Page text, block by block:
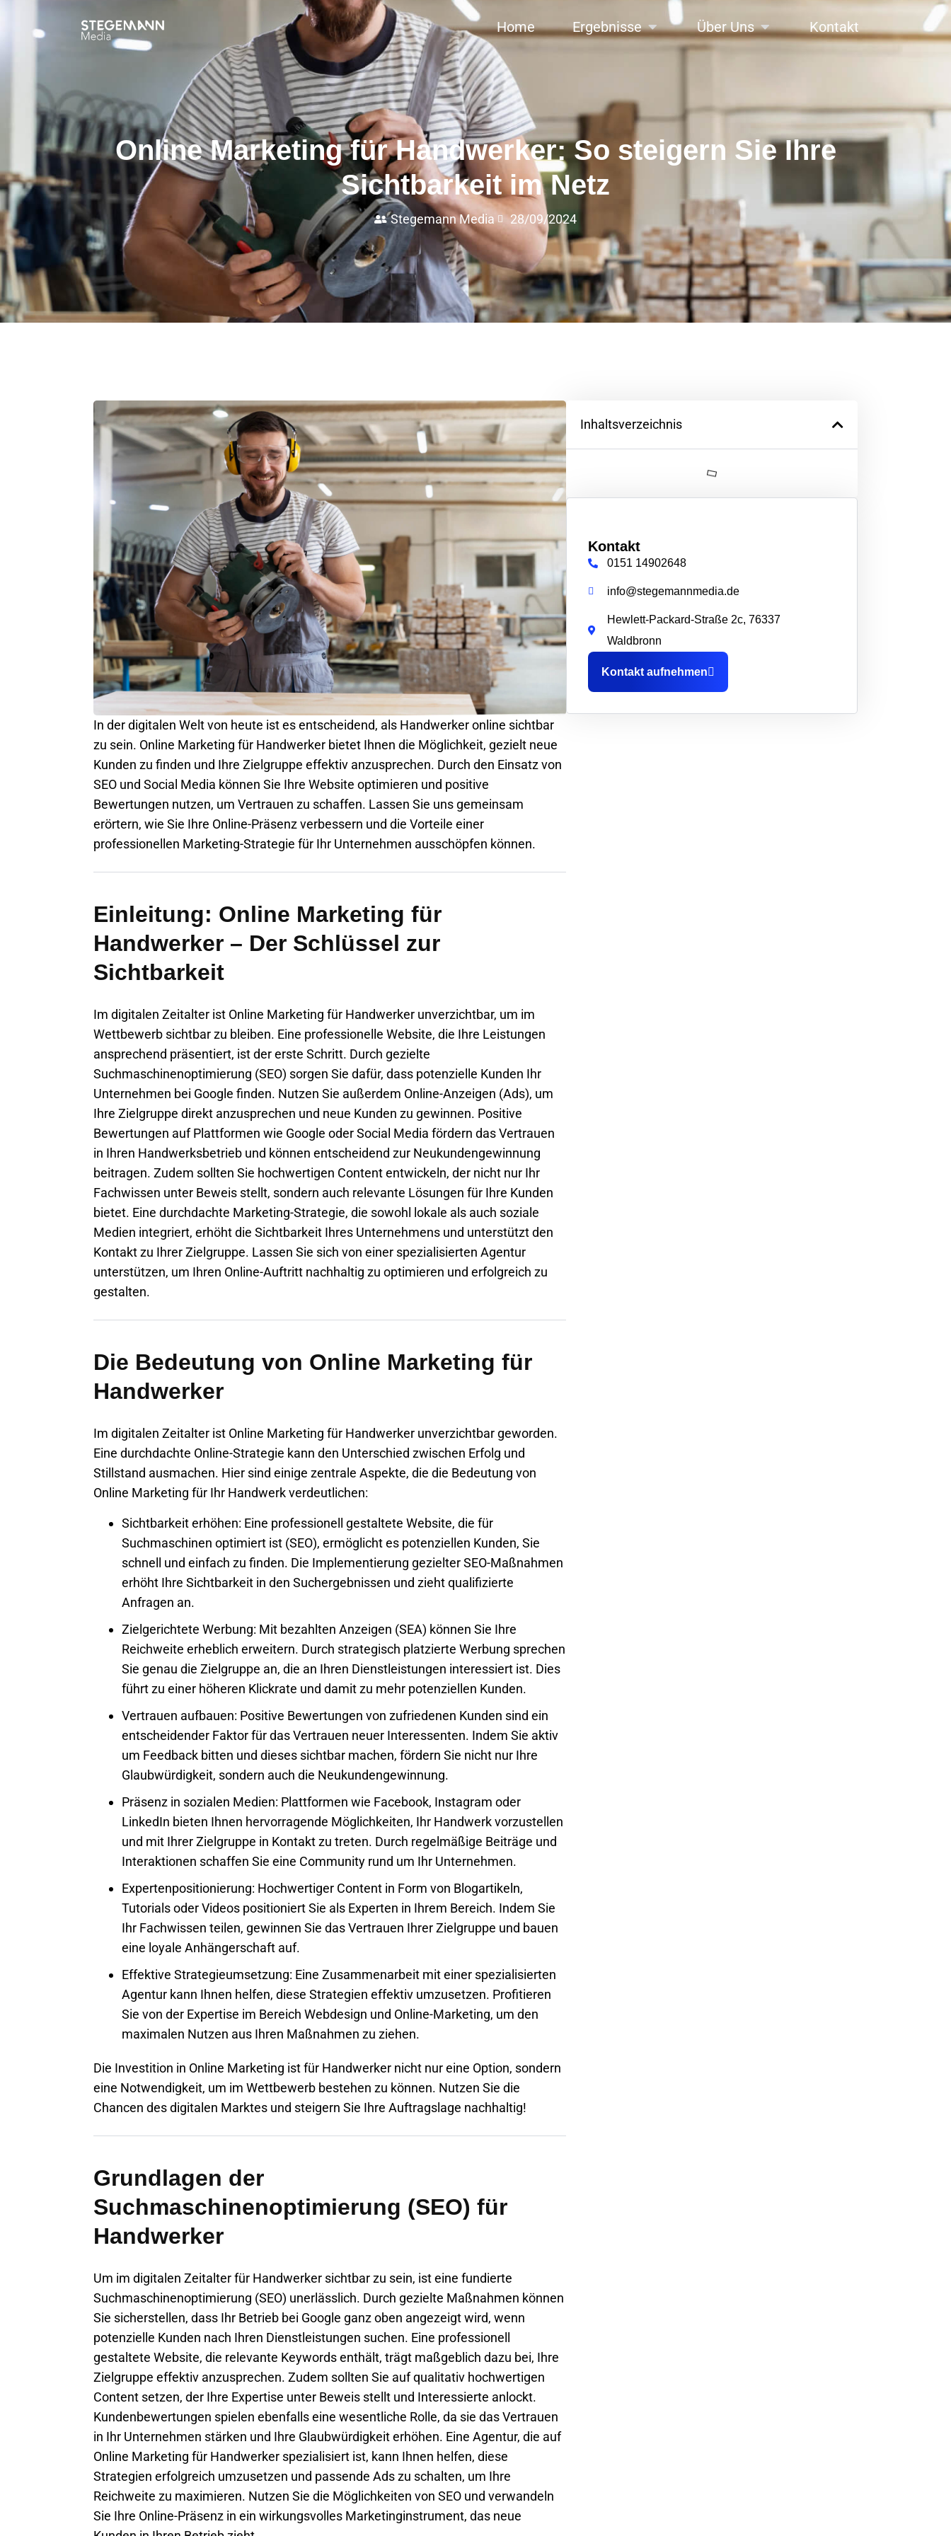
Home Ergebnisse Über Uns Kontakt
Online Marketing für Handwerker: So steigern Sie Ihre
Sichtbarkeit im Netz
Stegemann Media 28/09/2024
In der digitalen Welt von heute ist es entscheidend, als Handwerker online sichtbar
zu sein. Online Marketing für Handwerker bietet Ihnen die Möglichkeit, gezielt neue
Kunden zu finden und Ihre Zielgruppe effektiv anzusprechen. Durch den Einsatz von
SEO und Social Media können Sie Ihre Website optimieren und positive
Bewertungen nutzen, um Vertrauen zu schaffen. Lassen Sie uns gemeinsam
erörtern, wie Sie Ihre Online-Präsenz verbessern und die Vorteile einer
professionellen Marketing-Strategie für Ihr Unternehmen ausschöpfen können.
Einleitung: Online Marketing für
Handwerker – Der Schlüssel zur
Sichtbarkeit
Im digitalen Zeitalter ist Online Marketing für Handwerker unverzichtbar, um im
Wettbewerb sichtbar zu bleiben. Eine professionelle Website, die Ihre Leistungen
ansprechend präsentiert, ist der erste Schritt. Durch gezielte
Suchmaschinenoptimierung (SEO) sorgen Sie dafür, dass potenzielle Kunden Ihr
Unternehmen bei Google finden. Nutzen Sie außerdem Online-Anzeigen (Ads), um
Ihre Zielgruppe direkt anzusprechen und neue Kunden zu gewinnen. Positive
Bewertungen auf Plattformen wie Google oder Social Media fördern das Vertrauen
in Ihren Handwerksbetrieb und können entscheidend zur Neukundengewinnung
beitragen. Zudem sollten Sie hochwertigen Content entwickeln, der nicht nur Ihr
Fachwissen unter Beweis stellt, sondern auch relevante Lösungen für Ihre Kunden
bietet. Eine durchdachte Marketing-Strategie, die sowohl lokale als auch soziale
Medien integriert, erhöht die Sichtbarkeit Ihres Unternehmens und unterstützt den
Kontakt zu Ihrer Zielgruppe. Lassen Sie sich von einer spezialisierten Agentur
unterstützen, um Ihren Online-Auftritt nachhaltig zu optimieren und erfolgreich zu
gestalten.
Die Bedeutung von Online Marketing für
Handwerker
Im digitalen Zeitalter ist Online Marketing für Handwerker unverzichtbar geworden.
Eine durchdachte Online-Strategie kann den Unterschied zwischen Erfolg und
Stillstand ausmachen. Hier sind einige zentrale Aspekte, die die Bedeutung von
Online Marketing für Ihr Handwerk verdeutlichen:
Sichtbarkeit erhöhen: Eine professionell gestaltete Website, die für
Suchmaschinen optimiert ist (SEO), ermöglicht es potenziellen Kunden, Sie
schnell und einfach zu finden. Die Implementierung gezielter SEO-Maßnahmen
erhöht Ihre Sichtbarkeit in den Suchergebnissen und zieht qualifizierte
Anfragen an.
Zielgerichtete Werbung: Mit bezahlten Anzeigen (SEA) können Sie Ihre
Reichweite erheblich erweitern. Durch strategisch platzierte Werbung sprechen
Sie genau die Zielgruppe an, die an Ihren Dienstleistungen interessiert ist. Dies
führt zu einer höheren Klickrate und damit zu mehr potenziellen Kunden.
Vertrauen aufbauen: Positive Bewertungen von zufriedenen Kunden sind ein
entscheidender Faktor für das Vertrauen neuer Interessenten. Indem Sie aktiv
um Feedback bitten und dieses sichtbar machen, fördern Sie nicht nur Ihre
Glaubwürdigkeit, sondern auch die Neukundengewinnung.
Präsenz in sozialen Medien: Plattformen wie Facebook, Instagram oder
LinkedIn bieten Ihnen hervorragende Möglichkeiten, Ihr Handwerk vorzustellen
und mit Ihrer Zielgruppe in Kontakt zu treten. Durch regelmäßige Beiträge und
Interaktionen schaffen Sie eine Community rund um Ihr Unternehmen.
Expertenpositionierung: Hochwertiger Content in Form von Blogartikeln,
Tutorials oder Videos positioniert Sie als Experten in Ihrem Bereich. Indem Sie
Ihr Fachwissen teilen, gewinnen Sie das Vertrauen Ihrer Zielgruppe und bauen
eine loyale Anhängerschaft auf.
Effektive Strategieumsetzung: Eine Zusammenarbeit mit einer spezialisierten
Agentur kann Ihnen helfen, diese Strategien effektiv umzusetzen. Profitieren
Sie von der Expertise im Bereich Webdesign und Online-Marketing, um den
maximalen Nutzen aus Ihren Maßnahmen zu ziehen.
Die Investition in Online Marketing ist für Handwerker nicht nur eine Option, sondern
eine Notwendigkeit, um im Wettbewerb bestehen zu können. Nutzen Sie die
Chancen des digitalen Marktes und steigern Sie Ihre Auftragslage nachhaltig!
Grundlagen der
Suchmaschinenoptimierung (SEO) für
Handwerker
Um im digitalen Zeitalter für Handwerker sichtbar zu sein, ist eine fundierte
Suchmaschinenoptimierung (SEO) unerlässlich. Durch gezielte Maßnahmen können
Sie sicherstellen, dass Ihr Betrieb bei Google ganz oben angezeigt wird, wenn
potenzielle Kunden nach Ihren Dienstleistungen suchen. Eine professionell
gestaltete Website, die relevante Keywords enthält, trägt maßgeblich dazu bei, Ihre
Zielgruppe effektiv anzusprechen. Zudem sollten Sie auf qualitativ hochwertigen
Content setzen, der Ihre Expertise unter Beweis stellt und Interessierte anlockt.
Kundenbewertungen spielen ebenfalls eine wesentliche Rolle, da sie das Vertrauen
in Ihr Unternehmen stärken und Ihre Glaubwürdigkeit erhöhen. Eine Agentur, die auf
Online Marketing für Handwerker spezialisiert ist, kann Ihnen helfen, diese
Strategien erfolgreich umzusetzen und passende Ads zu schalten, um Ihre
Reichweite zu maximieren. Nutzen Sie die Möglichkeiten von SEO und verwandeln
Sie Ihre Online-Präsenz in ein wirkungsvolles Marketinginstrument, das neue
Inhaltsverzeichnis
Kontakt
0151 14902648
info@stegemannmedia.de
Hewlett-Packard-Straße 2c, 76337
Waldbronn
Kontakt aufnehmen